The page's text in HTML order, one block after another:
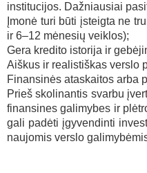
institucijos. Dažniausiai
Įmonė turi būti įsteigta ne
ir 6–12 mėnesių veiklos);
Gera kredito istorija ir
Aiškus ir realistiškas verslo
Finansinės ataskaitos arba
Prieš skolinantis svarbu
finansines galimybes ir
gali padėti įgyvendinti
naujomis verslo